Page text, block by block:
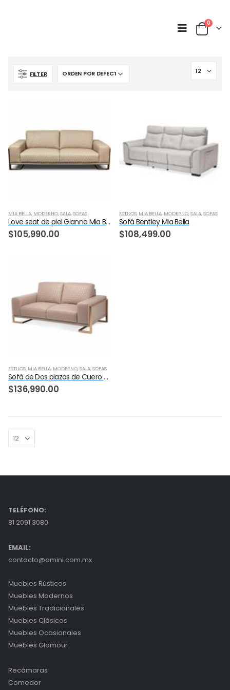
0
FILTER
MIA BELLA, MODERNO,SALA,SOFAS
Love seat de piel Gianna Mia Bella
$105,990.00
ESTILOS, MIA BELLA, MODERNO,SALA,SOFAS
Sofá Bentley Mia Bella
$108,499.00
ESTILOS, MIA BELLA, MODERNO,SALA,SOFAS
Sofá de Dos plazas de Cuero Gianna Mia Bella
$136,990.00
TELÉFONO:
81 2091 3080
EMAIL:
contacto@amini.com.mx
Muebles Rústicos
Muebles Modernos
Muebles Tradicionales
Muebles Clásicos
Muebles Ocasionales
Muebles Glamour
Recámaras
Comedor